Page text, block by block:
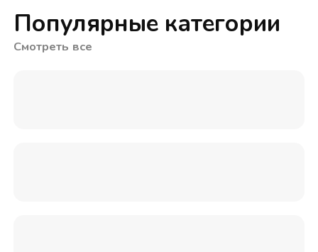
Популярные категории
Смотреть все